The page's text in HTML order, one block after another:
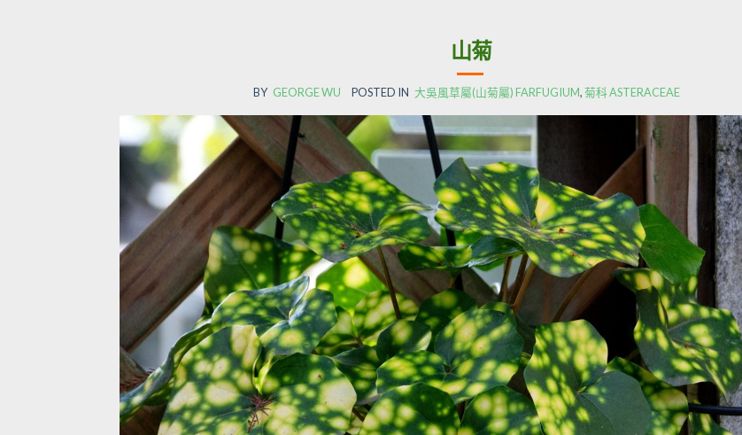
山菊
BY GEORGE WU POSTED IN 大吳風草屬(山菊屬) FARFUGIUM,菊科 ASTERACEAE